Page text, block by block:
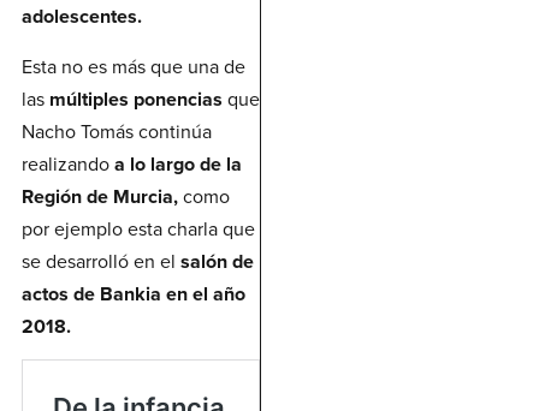
adolescentes.
Esta no es más que una de
las múltiples ponencias que
Nacho Tomás continúa
realizandoa lo largo de la
Región de Murcia,como
por ejemplo esta charla que
se desarrolló en el salón de
actos de Bankia en el año
2018.